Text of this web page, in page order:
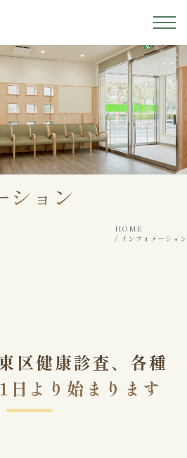
お問い合わせ
ション
HOME
インフォメーション
区健康診査、各種
より始まります